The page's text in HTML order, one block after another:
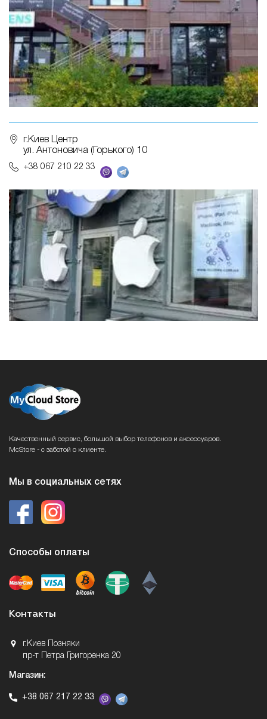
г.Киев Центр
ул. Антоновича (Горького) 10
+38 067 210 22 33
Качественный сервис, большой выбор телефонов и аксессуаров.
McStore - с заботой о клиенте.
Мы в социальных сетях
Способы оплаты
Контакты
г.Киев Позняки
пр-т Петра Григоренка 20
Магазин:
+38 067 217 22 33